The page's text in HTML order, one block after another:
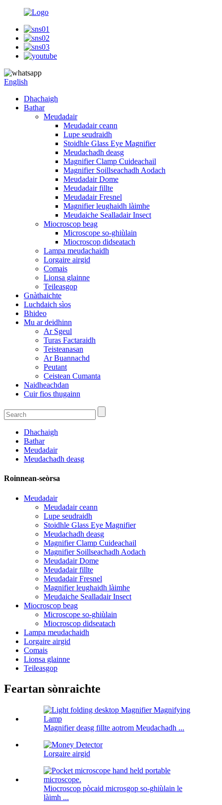
English
Dhachaigh
Bathar
Meudadair
Meudadair ceann
Lupe seudraidh
Stoidhle Glass Eye Magnifier
Meudachadh deasg
Magnifier Clamp Cuideachail
Magnifier Soillseachadh Aodach
Meudadair Dome
Meudadair fillte
Meudadair Fresnel
Magnifier leughaidh làimhe
Meudaiche Sealladair Insect
Miocroscop beag
Microscope so-ghiùlain
Miocroscop didseatach
Lampa meudachaidh
Lorgaire airgid
Comais
Lionsa glainne
Teileasgop
Gnàthaichte
Luchdaich sìos
Bhideo
Mu ar deidhinn
Ar Sgeul
Turas Factaraidh
Teisteanasan
Ar Buannachd
Peutant
Ceistean Cumanta
Naidheachdan
Cuir fios thugainn
Dhachaigh
Bathar
Meudadair
Meudachadh deasg
Roinnean-seòrsa
Meudadair
Meudadair ceann
Lupe seudraidh
Stoidhle Glass Eye Magnifier
Meudachadh deasg
Magnifier Clamp Cuideachail
Magnifier Soillseachadh Aodach
Meudadair Dome
Meudadair fillte
Meudadair Fresnel
Magnifier leughaidh làimhe
Meudaiche Sealladair Insect
Miocroscop beag
Microscope so-ghiùlain
Miocroscop didseatach
Lampa meudachaidh
Lorgaire airgid
Comais
Lionsa glainne
Teileasgop
Feartan sònraichte
Magnifier deasg fillte aotrom Meudachadh ...
Lorgaire airgid
Miocroscop pòcaid microsgop so-ghiùlain le
làimh ...